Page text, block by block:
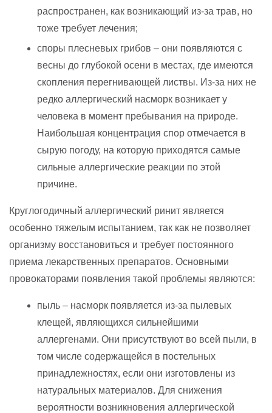
распространен, как возникающий из-за трав, но
тоже требует лечения;
споры плесневых грибов – они появляются с
весны до глубокой осени в местах, где имеются
скопления перегнивающей листвы. Из-за них не
редко аллергический насморк возникает у
человека в момент пребывания на природе.
Наибольшая концентрация спор отмечается в
сырую погоду, на которую приходятся самые
сильные аллергические реакции по этой
причине.
Круглогодичный аллергический ринит является
особенно тяжелым испытанием, так как не позволяет
организму восстановиться и требует постоянного
приема лекарственных препаратов. Основными
провокаторами появления такой проблемы являются:
пыль – насморк появляется из-за пылевых
клещей, являющихся сильнейшими
аллергенами. Они присутствуют во всей пыли, в
том числе содержащейся в постельных
принадлежностях, если они изготовлены из
натуральных материалов. Для снижения
вероятности возникновения аллергической